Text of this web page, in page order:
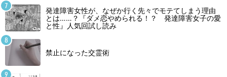
発達障害女性が、なぜか行く先々でモテてしまう理由
とは……？『ダメ恋やめられる！？ 発達障害女子の愛
と性』人気回試し読み
禁止になった交霊術